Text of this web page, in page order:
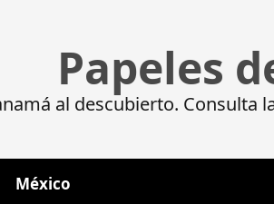
Papeles
al descubierto.
México